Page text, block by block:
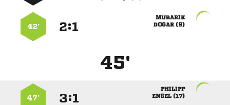

 
:
42’
45'

 
:
47’